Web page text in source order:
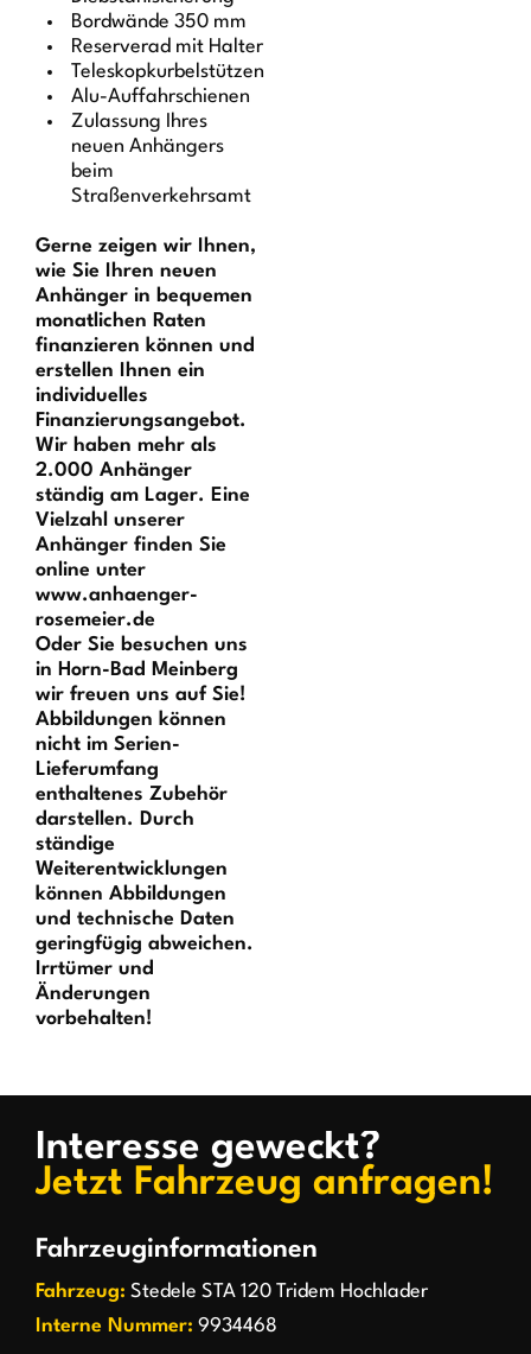
Bordwände 350 mm
Reserverad mit Halter
Teleskopkurbelstützen
Alu-Auffahrschienen
Zulassung Ihres
neuen Anhängers
beim
Straßenverkehrsamt
Gerne zeigen wir Ihnen,
wie Sie Ihren neuen
Anhänger in bequemen
monatlichen Raten
finanzieren können und
erstellen Ihnen ein
individuelles
Finanzierungsangebot.
Wir haben mehr als
2.000 Anhänger
ständig am Lager. Eine
Vielzahl unserer
Anhänger finden Sie
online unter
www.anhaenger-
rosemeier.de
Oder Sie besuchen uns
in Horn-Bad Meinberg 
wir freuen uns auf Sie!
Abbildungen können
nicht im Serien-
Lieferumfang
enthaltenes Zubehör
darstellen. Durch
ständige
Weiterentwicklungen
können Abbildungen
und technische Daten
geringfügig abweichen.
Irrtümer und
Änderungen
vorbehalten!
Interesse geweckt?
Jetzt Fahrzeug anfragen!
Fahrzeuginformationen
Fahrzeug: Stedele STA 120 Tridem Hochlader
Interne Nummer: 9934468